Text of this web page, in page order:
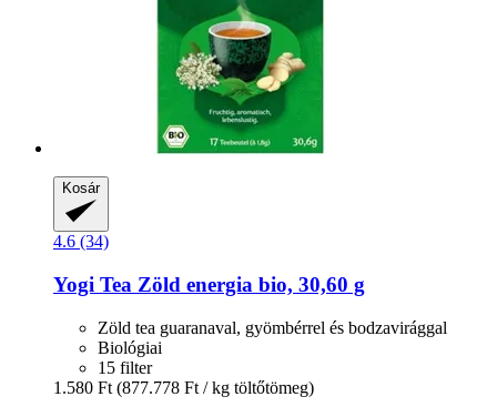
Kosár
4.6 (34)
Yogi Tea Zöld energia bio, 30,60 g
Zöld tea guaranaval, gyömbérrel és bodzavirággal
Biológiai
15 filter
1.580 Ft (877.778 Ft / kg töltőtömeg)